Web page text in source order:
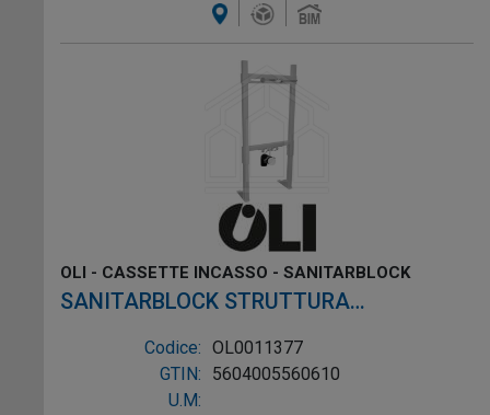
OLI - CASSETTE INCASSO - SANITARBLOCK
SANITARBLOCK STRUTTURA
AUTOPORTANTE PER LAVABO SOSPESO
Codice: OL0011377
GTIN:
5604005560610
U.M: